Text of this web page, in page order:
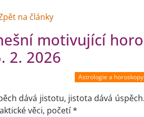
na články
motivující
2. 2026
Astrologie a horoskopy
dává jistotu, jistota dává
věci, početí *